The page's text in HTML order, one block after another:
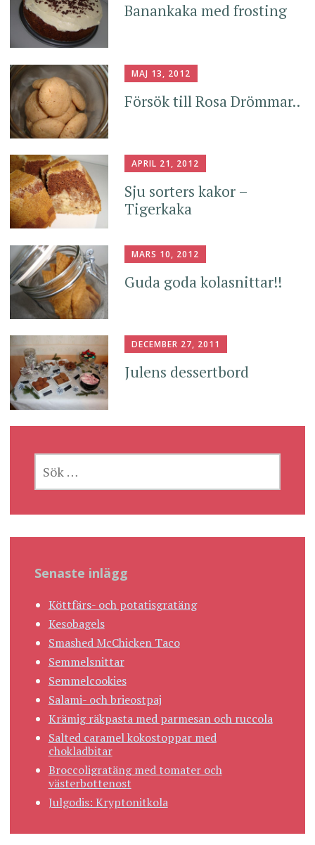
Banankaka med frosting
MAJ 13, 2012
Försök till Rosa Drömmar..
APRIL 21, 2012
Sju sorters kakor –
Tigerkaka
MARS 10, 2012
Guda goda kolasnittar!!
DECEMBER 27, 2011
Julens dessertbord
EFTER:
Senaste inlägg
Köttfärs- och potatisgratäng
Kesobagels
Smashed McChicken Taco
Semmelsnittar
Semmelcookies
Salami- och brieostpaj
Krämig räkpasta med parmesan och ruccola
Salted caramel kokostoppar med
chokladbitar
Broccoligratäng med tomater och
västerbottenost
Julgodis: Kryptonitkola